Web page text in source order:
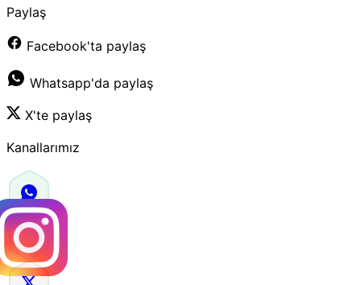
Paylaş
Facebook'ta paylaş
Whatsapp'da paylaş
X'te paylaş
Kanallarımız